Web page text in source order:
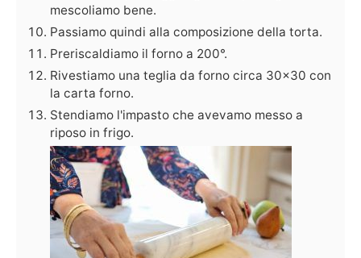
mescoliamo bene.
Passiamo quindi alla composizione della torta.
Preriscaldiamo il forno a 200°.
Rivestiamo una teglia da forno circa 30x30 con
la carta forno.
Stendiamo l'impasto che avevamo messo a
riposo in frigo.